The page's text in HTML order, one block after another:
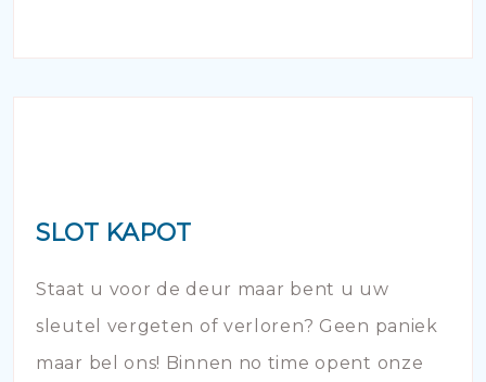
SLOT KAPOT
Staat u voor de deur maar bent u uw
sleutel vergeten of verloren? Geen paniek
maar bel ons! Binnen no time opent onze